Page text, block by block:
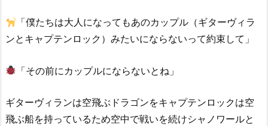
「僕たちは大人になってもあのカップル（ギターヴィラ
ンとキャプテンロック）みたいにならないって約束して」
「その前にカップルにならないとね」
ギターヴィランは空飛ぶドラゴンをキャプテンロックは空
飛ぶ船を持っているため空中で戦いを続けシャノワールと